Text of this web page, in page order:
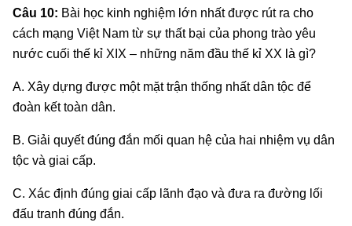
Câu 10: Bài học kinh nghiệm lớn nhất được rút ra cho
cách mạng Việt Nam từ sự thất bại của phong trào yêu
nước cuối thế kỉ XIX – những năm đầu thế kỉ XX là gì?
A. Xây dựng được một mặt trận thống nhất dân tộc để
đoàn kết toàn dân.
B. Giải quyết đúng đắn mối quan hệ của hai nhiệm vụ dân
tộc và giai cấp.
C. Xác định đúng giai cấp lãnh đạo và đưa ra đường lối
đấu tranh đúng đắn.